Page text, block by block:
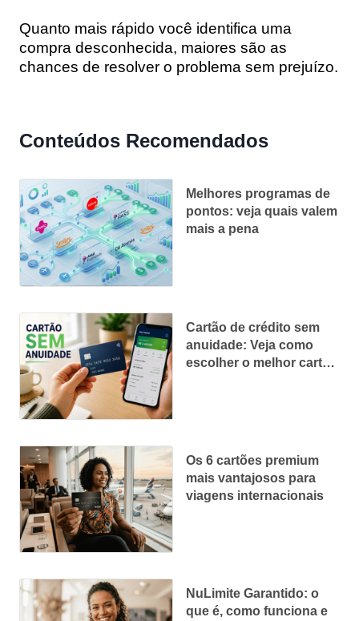
Quanto mais rápido você identifica uma
compra desconhecida, maiores são as
chances de resolver o problema sem prejuízo.
Conteúdos Recomendados
Melhores programas de
pontos: veja quais valem
mais a pena
Cartão de crédito sem
anuidade: Veja como
escolher o melhor cartão
Os 6 cartões premium
mais vantajosos para
viagens internacionais
NuLimite Garantido: o
que é, como funciona e